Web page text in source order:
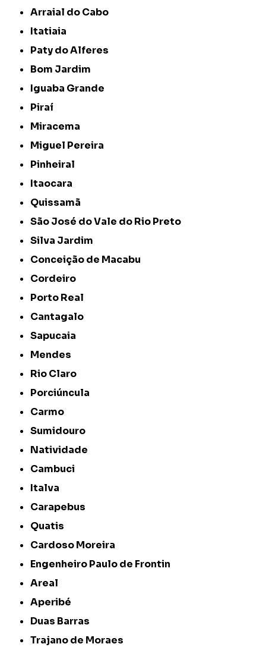
Arraial do Cabo
Itatiaia
Paty do Alferes
Bom Jardim
Iguaba Grande
Piraí
Miracema
Miguel Pereira
Pinheiral
Itaocara
Quissamã
São José do Vale do Rio Preto
Silva Jardim
Conceição de Macabu
Cordeiro
Porto Real
Cantagalo
Sapucaia
Mendes
Rio Claro
Porciúncula
Carmo
Sumidouro
Natividade
Cambuci
Italva
Carapebus
Quatis
Cardoso Moreira
Engenheiro Paulo de Frontin
Areal
Aperibé
Duas Barras
Trajano de Moraes